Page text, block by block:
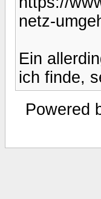
netz-
Ein
ich finde,
Powered